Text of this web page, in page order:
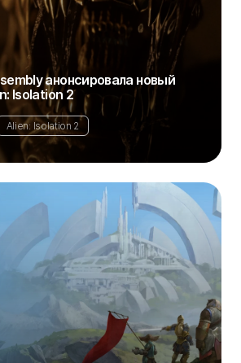
анонсировала новый
Isolation 2
Alien: Isolation 2